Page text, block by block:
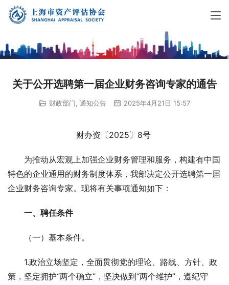
关于公开选聘第一届企业财务咨询专家的通告
财政部门 通知公告 2025年4月21日 15:57
财办资〔2025〕8号
为推动从宏观上加强企业财务管理和服务，构建有中国
特色的企业通用的财务制度体系，我部决定公开选聘第一届
企业财务咨询专家。现将有关事项通知如下：
一、聘任条件
（一）基本条件。
1.政治立场坚定，全面贯彻党的理论、路线、方针、政
策，坚定拥护“两个确立”，坚决做到“两个维护”，遵纪守